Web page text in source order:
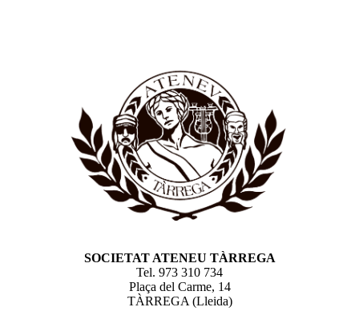
SOCIETAT ATENEU TÀRREGA
Tel. 973 310 734
Plaça del Carme, 14
TÀRREGA (Lleida)